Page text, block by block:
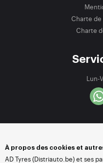
Charte
Charte
Lun-
À propos des cookies et
AD Tyres (Distriauto.be) et ses